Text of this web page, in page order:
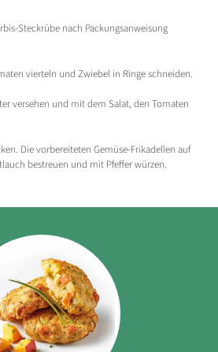
Steckrübe nach Packungsanweisung
vierteln und Zwiebel in Ringe schneiden.
versehen und mit dem Salat, den Tomaten
Die vorbereiteten Gemüse-Frikadellen auf
bestreuen und mit Pfeffer würzen.